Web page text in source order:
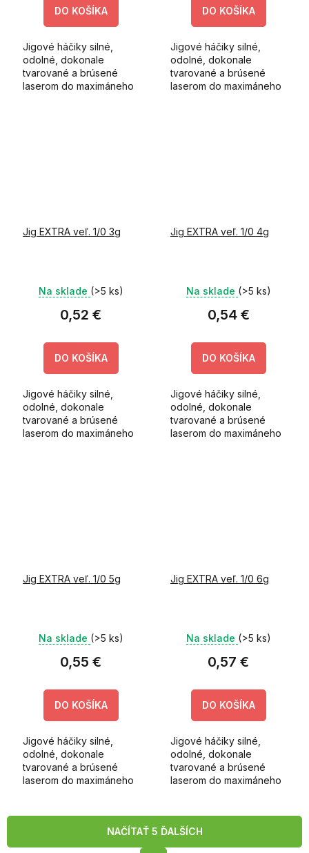
DO KOŠÍKA
Jigové háčiky silné,
odolné, dokonale
tvarované a brúsené
laserom do maximáneho
DO KOŠÍKA
Jigové háčiky silné,
odolné, dokonale
tvarované a brúsené
laserom do maximáneho
Jig EXTRA veľ. 1/0 3g
Na sklade (>5 ks)
0,52 €
DO KOŠÍKA
Jigové háčiky silné,
odolné, dokonale
tvarované a brúsené
laserom do maximáneho
Jig EXTRA veľ. 1/0 4g
Na sklade (>5 ks)
0,54 €
DO KOŠÍKA
Jigové háčiky silné,
odolné, dokonale
tvarované a brúsené
laserom do maximáneho
Jig EXTRA veľ. 1/0 5g
Na sklade (>5 ks)
0,55 €
DO KOŠÍKA
Jigové háčiky silné,
odolné, dokonale
tvarované a brúsené
laserom do maximáneho
japonskej technológie.
Jig EXTRA veľ. 1/0 6g
Na sklade (>5 ks)
0,57 €
DO KOŠÍKA
Jigové háčiky silné,
odolné, dokonale
tvarované a brúsené
laserom do maximáneho
japonskej technológie.
NAČÍTAŤ 5 ĎALŠÍCH